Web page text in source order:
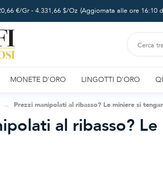
€/Gr - 4.331,66 $/Oz (Aggiornata alle ore 16:10
MONETE D'ORO LINGOTTI D'ORO
Prezzi manipolati al ribasso? Le miniere si
al ribasso?